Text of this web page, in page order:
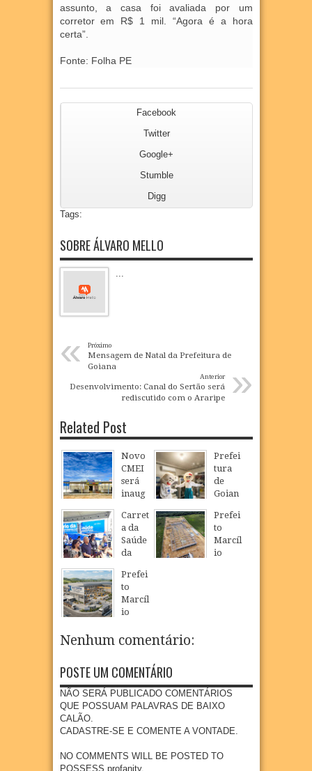
assunto, a casa foi avaliada por um
corretor em R$ 1 mil. “Agora é a hora
certa”.
Fonte: Folha PE
Facebook
Twitter
Google+
Stumble
Digg
Tags:
SOBRE ÁLVARO MELLO
« Próximo
Mensagem de Natal da Prefeitura de
Goiana
»
Anterior
Desenvolvimento: Canal do Sertão será
rediscutido com o Araripe
Related Post
Novo
CMEI
será
inaug
em
São
Loure
nço e
ampli
oferta
de
infanti
Goian
04 Aug 2026
Prefei
tura
de
Goian
realiz
a
Camp
anha
res de
15
04 Aug 2026
Carret
a da
Saúde
da
r
inicia
atendi
mento
Goian
foco
na
preve
nção e
óstico
ce do
câncer
Prefei
to
Marcíl
io
de
nova
ria em
a
Prefei
to
Marcíl
io
realiz
técnic
a à
área
que
erá
esa
Nenhum comentário:
POSTE UM COMENTÁRIO
NÃO SERÁ PUBLICADO COMENTÁRIOS
QUE POSSUAM PALAVRAS DE BAIXO
CALÃO.
CADASTRE-SE E COMENTE A VONTADE.
NO COMMENTS WILL BE POSTED TO
POSSESS profanity.